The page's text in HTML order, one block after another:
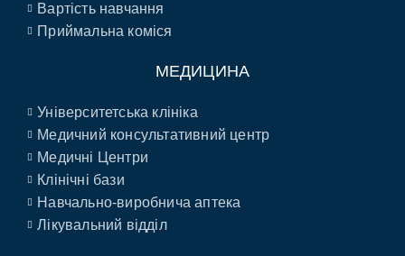
Вартість навчання
Приймальна коміся
МЕДИЦИНА
Університетська клініка
Медичний консультативний центр
Медичні Центри
Клінічні бази
Навчально-виробнича аптека
Лікувальний відділ